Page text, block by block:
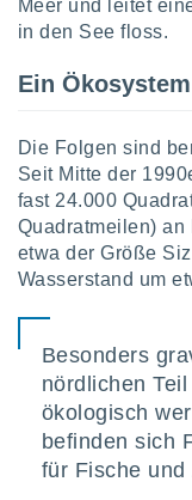
zur
zur
von
zur
der
von
durch
von
Meer und leitet
in den See floss.
Ein
Die Folgen sind
Seit Mitte der
fast 24.000
Quadratmeilen)
etwa der Größe
Wasserstand um
Besonders
nördlichen
ökologisch
befinden sich
für Fische und